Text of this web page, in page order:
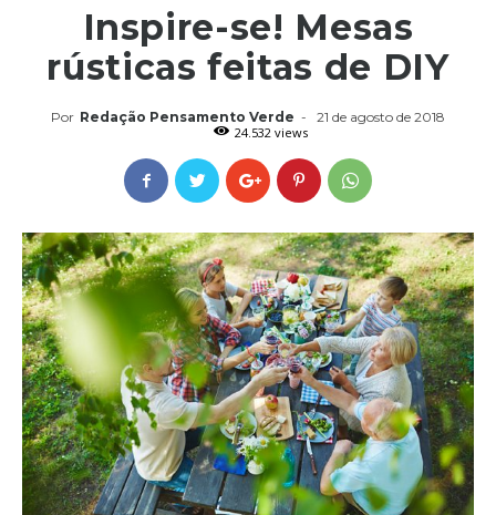
Inspire-se! Mesas
rústicas feitas de DIY
Por Redação Pensamento Verde -
21 de agosto de 2018
24.532 views